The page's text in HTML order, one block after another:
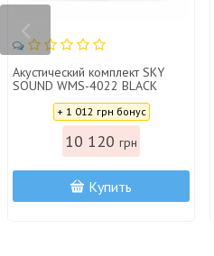
Акустический комплект SKY
SOUND WMS-4022 BLACK
+ 1 012 грн бонус
10 120 грн
Купить